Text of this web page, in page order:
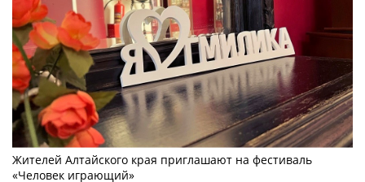
Жителей Алтайского края приглашают на фестиваль
«Человек играющий»